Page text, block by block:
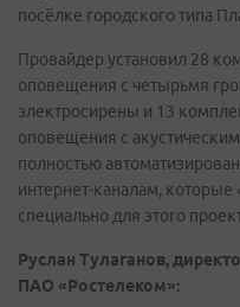
посёлке городского типа
Провайдер установил 28
оповещения с четырьмя
электросирены и 13
оповещения с
полностью
интернет-каналам,
специально для этого
Руслан Тулаганов,
ПАО «Ростелеком»: